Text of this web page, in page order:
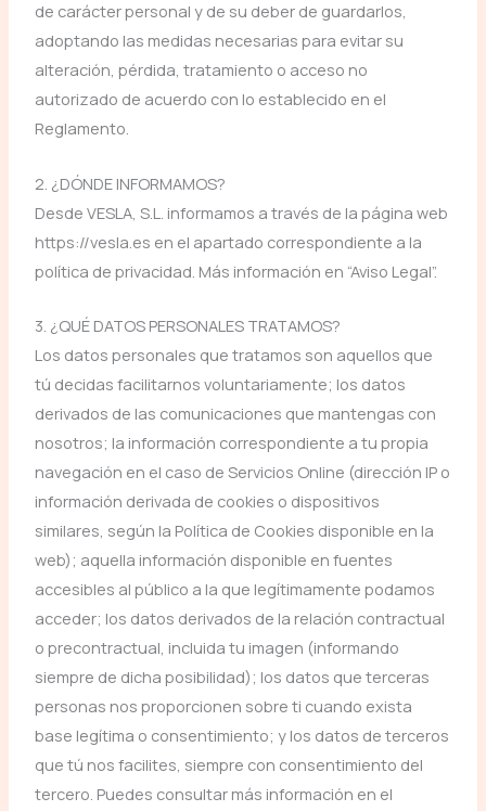
de carácter personal y de su deber de guardarlos,
adoptando las medidas necesarias para evitar su
alteración, pérdida, tratamiento o acceso no
autorizado de acuerdo con lo establecido en el
Reglamento.
2. ¿DÓNDE INFORMAMOS?
Desde VESLA, S.L. informamos a través de la página web
https://vesla.es en el apartado correspondiente a la
política de privacidad. Más información en “Aviso Legal”.
3. ¿QUÉ DATOS PERSONALES TRATAMOS?
Los datos personales que tratamos son aquellos que
tú decidas facilitarnos voluntariamente; los datos
derivados de las comunicaciones que mantengas con
nosotros; la información correspondiente a tu propia
navegación en el caso de Servicios Online (dirección IP o
información derivada de cookies o dispositivos
similares, según la Política de Cookies disponible en la
web); aquella información disponible en fuentes
accesibles al público a la que legítimamente podamos
acceder; los datos derivados de la relación contractual
o precontractual, incluida tu imagen (informando
siempre de dicha posibilidad); los datos que terceras
personas nos proporcionen sobre ti cuando exista
base legítima o consentimiento; y los datos de terceros
que tú nos facilites, siempre con consentimiento del
tercero. Puedes consultar más información en el